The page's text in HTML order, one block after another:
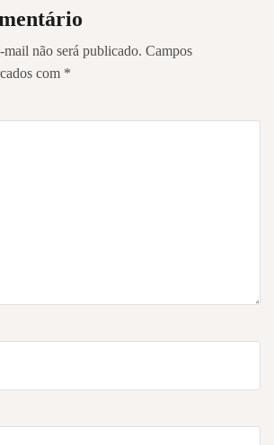
mail não será publicado. Campos
com *